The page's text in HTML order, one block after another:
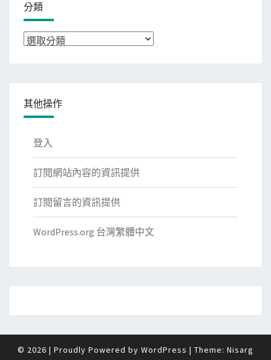
分類
分
其他操作
登入
訂閱網站內容的資訊提供
訂閱留言的資訊提供
WordPress.org 台灣繁體中文
© 2026 | Proudly Powered by WordPress | Theme: Nisarg